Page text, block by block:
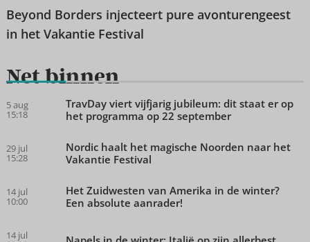
Beyond Borders injecteert pure avonturengeest
in het Vakantie Festival
Net binnen
5 aug
15:18
TravDay viert vijfjarig jubileum: dit staat er op
het programma op 22 september
29 jul
15:28
Nordic haalt het magische Noorden naar het
Vakantie Festival
14 jul
10:00
Het Zuidwesten van Amerika in de winter?
Een absolute aanrader!
14 jul